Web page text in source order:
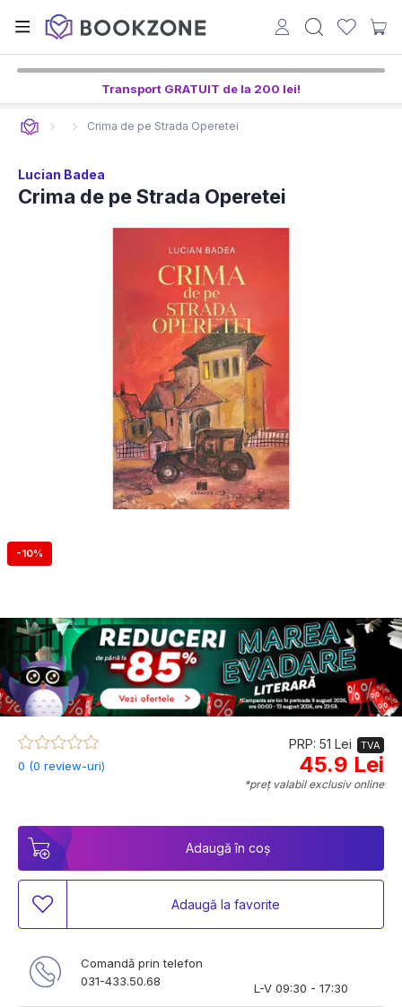
Transport GRATUIT de la 200 lei!
Crima de pe Strada Operetei
Lucian Badea
Crima de pe Strada Operetei
-10%
0 (0 review-uri)
PRP: 51 Lei TVA
45.9 Lei
*preț valabil exclusiv online
Adaugă în coș
Adaugă la favorite
Comandă prin telefon
031-433.50.68
L-V 09:30 - 17:30